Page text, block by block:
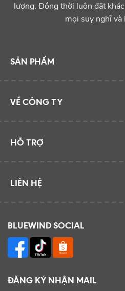
lượng. Đồng thời luôn đặt
mọi suy nghĩ và
SẢN PHẨM
VỀ CÔNG TY
HỖ TRỢ
LIÊN HỆ
BLUEWIND SOCIAL
ĐĂNG KÝ NHẬN MAIL